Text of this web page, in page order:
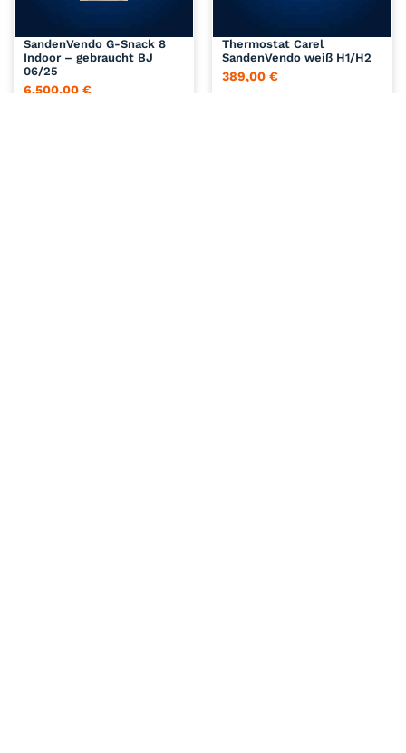
SandenVendo G-Snack 8
Indoor – gebraucht BJ
06/25
6.500,00 €
Thermostat Carel
SandenVendo weiß H1/H2
389,00 €